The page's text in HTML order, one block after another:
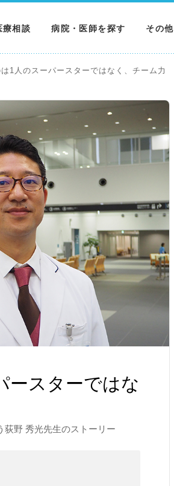
療相談 病院・医師を探す その他
1人のスーパースターではなく、チーム力
ースターではな
荻野 秀光先生のストーリー